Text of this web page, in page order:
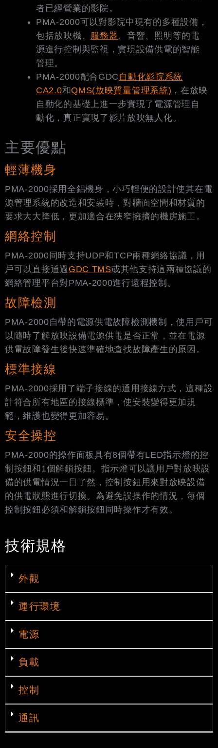
者已經營業的影院。
PMA-2000可以對影院中現有的多種設備，
包括放映機、 服務器、音響、照明等的電
源進行控制與監視，實現設備供電的智能
管理。
PMA-2000配合GDC 自動化影院系統
CA2.0和QMS(放映質量管理系統) ，在放映
自動化的基礎上進一步實現了電源管理自
動化，真正實現了影片放映無人化。
主要優點
輕薄機身
PMA-2000採用全鋁機身，小巧輕便的設計使其在電
源管理系統的改造和安裝時，對牆面空間和材質的
要求大大降低，更加適合在狹窄擁擠的機房施工。
網絡控制
PMA-2000同時支持UDP和TCP兩種網絡協議，用
戶可以直接通過 GDC TMS或其他支持這兩種協議的
網絡管理平台對PMA-2000進行遠程控制。
故障檢測
PMA-2000自帶的電源供電故障檢測機制，使用戶可
以隨時了解放映設備電源供電是否正常，並在電源
供電故障發生後快速準確地查找故障產生的原因。
標準接線
PMA-2000採用了端子接線的通用接線方式，這種設
計符合所有地區的接線標準，使安裝變得更加規
範，維護也變得更加容易。
安全操控
PMA-2000的操作面板具有8個帶有LED指示燈的控
制按鈕和1個解鎖按鈕。指示燈可以讓用戶對放映設
備的供電情況一目了然，控制按鈕用來對放映設備
的供電狀態進行切換。為避免誤操作的情況，每個
控制按鈕必須和解鎖按鈕同時操作才有效。
技術規格
外觀
運行環境
電源
負載
控制
通訊